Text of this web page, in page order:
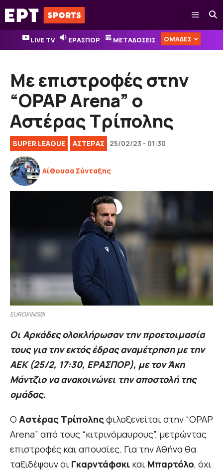
Μετάβαση
σε
περιεχόμενο
Μενού
LIVE TV ΕΡΑΣΠΟΡ ΜΕΤΑΔΟΣΕΙΣ ΟΜΑΔΕΣ
Με επιστροφές στην
“OPAP Arena” ο
Αστέρας Τρίπολης
SUPER LEAGUE ΑΣΤΕΡΑΣ 25/02/23 - 01:30
Αίθουσα Σύνταξης
EUROKINISSI
Οι Αρκάδες ολοκλήρωσαν την προετοιμασία
τους για την εκτός έδρας αναμέτρηση με την
ΑΕΚ (25/2, 17:30, ΕΡΑΣΠΟΡ), με τον Άκη
Μάντζιο να ανακοινώνει την αποστολή της
ομάδας.
Ο Αστέρας Τρίπολης φιλοξενείται στην “OPAP
Arena” από τους “κιτρινόμαυρους”, μετρώντας
επιστροφές και απουσίες. Για την Αθήνα θα
ταξιδέψουν οι Γκαρντάφσκι και Μπαρτόλο, όχι